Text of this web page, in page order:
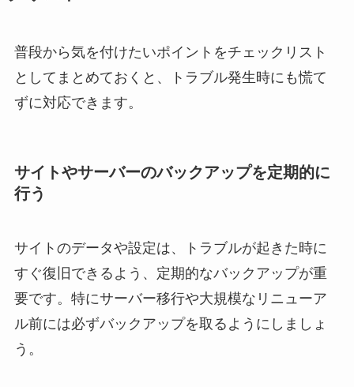
普段から気を付けたいポイントをチェックリスト
としてまとめておくと、トラブル発生時にも慌て
ずに対応できます。
サイトやサーバーのバックアップを定期的に
行う
サイトのデータや設定は、トラブルが起きた時に
すぐ復旧できるよう、定期的なバックアップが重
要です。特にサーバー移行や大規模なリニューア
ル前には必ずバックアップを取るようにしましょ
う。